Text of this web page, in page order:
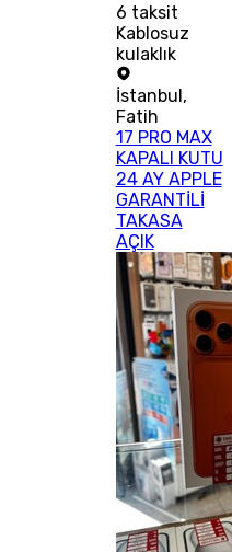
6 taksit
Kablosuz
kulaklık
İstanbul,
Fatih
17 PRO MAX
KAPALI KUTU
24 AY APPLE
GARANTİLİ
TAKASA
AÇIK